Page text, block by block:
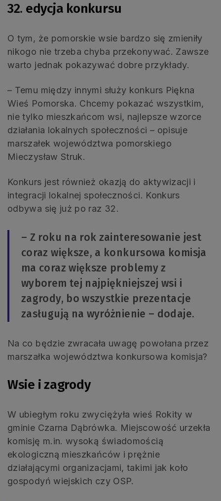
32. edycja konkursu
O tym, że pomorskie wsie bardzo się zmieniły
nikogo nie trzeba chyba przekonywać. Zawsze
warto jednak pokazywać dobre przykłady.
– Temu między innymi służy konkurs Piękna
Wieś Pomorska. Chcemy pokazać wszystkim,
nie tylko mieszkańcom wsi, najlepsze wzorce
działania lokalnych społeczności – opisuje
marszałek województwa pomorskiego
Mieczysław Struk.
Konkurs jest również okazją do aktywizacji i
integracji lokalnej społeczności. Konkurs
odbywa się już po raz 32.
– Z roku na rok zainteresowanie jest
coraz większe, a konkursowa komisja
ma coraz większe problemy z
wyborem tej najpiękniejszej wsi i
zagrody, bo wszystkie prezentacje
zasługują na wyróżnienie – dodaje.
Na co będzie zwracała uwagę powołana przez
marszałka województwa konkursowa komisja?
Wsie i zagrody
W ubiegłym roku zwyciężyła wieś Rokity w
gminie Czarna Dąbrówka. Miejscowość urzekła
komisję m.in. wysoką świadomością
ekologiczną mieszkańców i prężnie
działającymi organizacjami, takimi jak koło
gospodyń wiejskich czy OSP.